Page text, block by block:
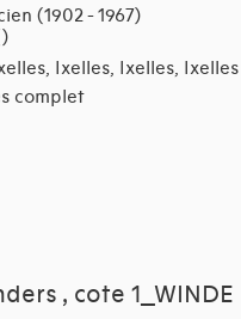
(1902 - 1967)
Ixelles, Ixelles, Ixelles
complet
, cote 1_WINDE